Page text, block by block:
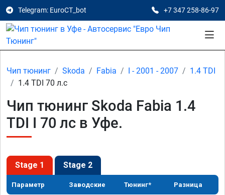
Telegram: EuroCT_bot +7 347 258-86-97
Чип тюнинг Skoda Fabia I - 2001 - 2007
1.4 TDI
1.4 TDI 70 л.с
Чип тюнинг Skoda Fabia 1.4
TDI I 70 лс в Уфе.
Stage 1 Stage 2
Параметр Заводские Тюнинг* Разница